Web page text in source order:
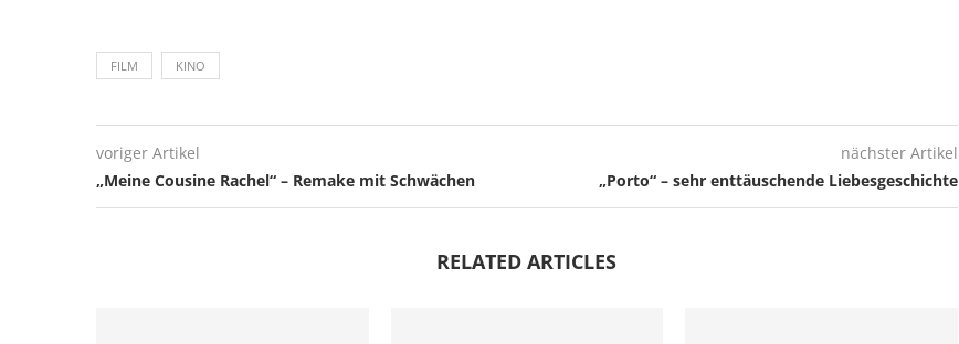
FILM KINO
voriger Artikel
„Meine Cousine Rachel“ – Remake mit Schwächen
nächster Artikel
„Porto“ – sehr enttäuschende Liebesgeschichte
RELATED ARTICLES